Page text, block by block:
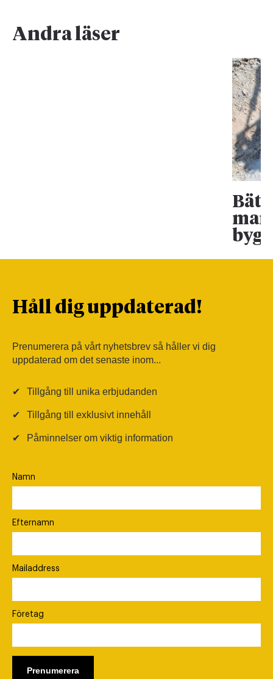
Andra läser
Håll dig uppdaterad!
Prenumerera på vårt nyhetsbrev så håller vi dig
uppdaterad om det senaste inom...
✔ Tillgång till unika erbjudanden
✔ Tillgång till exklusivt innehåll
✔ Påminnelser om viktig information
Namn
Efternamn
Mailaddress
Företag